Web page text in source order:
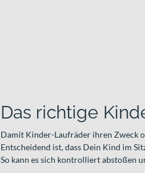
Das richtige
Damit Kinder-Laufräder ihren Zweck
Entscheidend ist, dass Dein Kind im
So kann es sich kontrolliert abstoßen